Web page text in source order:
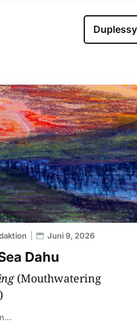
Dahu
Juni 9, 2026
(Mouthwatering